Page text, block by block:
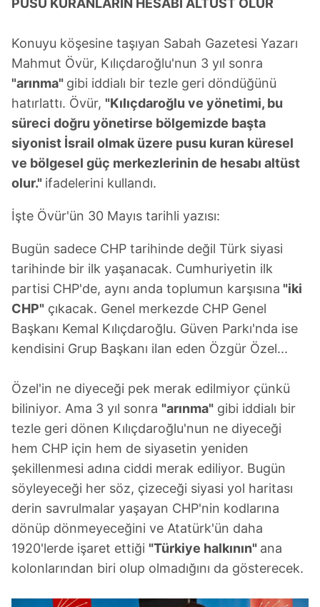
için Ayarlar butonuna tıklayabilir,
Çerez Bilgilendirme
Metnimizi
ziyaret edebilirsiniz.
6698 sayılı Kişisel Verilerin Korunması Kanunu uyarınca
hazırlanmış Aydınlatma Metnimizi okumak ve sitemizde
ilgili mevzuata uygun olarak kullanılan çerezlerle ilgili bilgi
almak için lütfen tıklayınız.
PUSU KURANLARIN HESABI ALTÜST OLUR
Konuyu köşesine taşıyan Sabah Gazetesi Yazarı
Mahmut Övür, Kılıçdaroğlu'nun 3 yıl sonra
"arınma" gibi iddialı bir tezle geri döndüğünü
hatırlattı. Övür, "Kılıçdaroğlu ve yönetimi, bu
süreci doğru yönetirse bölgemizde başta
siyonist İsrail olmak üzere pusu kuran küresel
ve bölgesel güç merkezlerinin de hesabı altüst
olur." ifadelerini kullandı.
İşte Övür'ün 30 Mayıs tarihli yazısı:
Bugün sadece CHP tarihinde değil Türk siyasi
tarihinde bir ilk yaşanacak. Cumhuriyetin ilk
partisi CHP'de, aynı anda toplumun karşısına "iki
CHP" çıkacak. Genel merkezde CHP Genel
Başkanı Kemal Kılıçdaroğlu. Güven Parkı'nda ise
kendisini Grup Başkanı ilan eden Özgür Özel...
Özel'in ne diyeceği pek merak edilmiyor çünkü
biliniyor. Ama 3 yıl sonra "arınma" gibi iddialı bir
tezle geri dönen Kılıçdaroğlu'nun ne diyeceği
hem CHP için hem de siyasetin yeniden
şekillenmesi adına ciddi merak ediliyor. Bugün
söyleyeceği her söz, çizeceği siyasi yol haritası
derin savrulmalar yaşayan CHP'nin kodlarına
dönüp dönmeyeceğini ve Atatürk'ün daha
1920'lerde işaret ettiği "Türkiye halkının" ana
kolonlarından biri olup olmadığını da gösterecek.